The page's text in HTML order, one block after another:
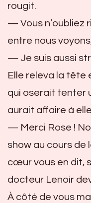
rougit.
— Vous n’oubliez
entre nous
— Je suis aussi
Elle releva la tête
qui oserait tenter
aurait affaire à
— Merci Rose !
show au cours de
cœur vous en dit,
docteur Lenoir
À côté de vous